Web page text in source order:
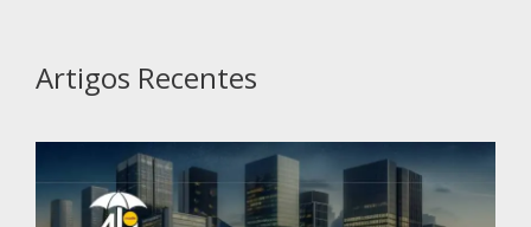
Artigos Recentes